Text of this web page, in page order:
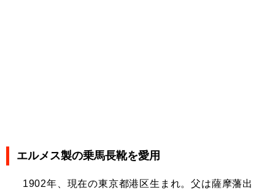
エルメス製の乗馬長靴を愛用
1902年、現在の東京都港区生まれ。父は薩摩藩出